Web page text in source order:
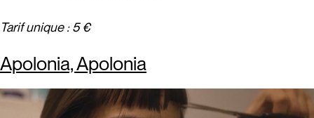
Tarif unique : 5 €
Apolonia, Apolonia